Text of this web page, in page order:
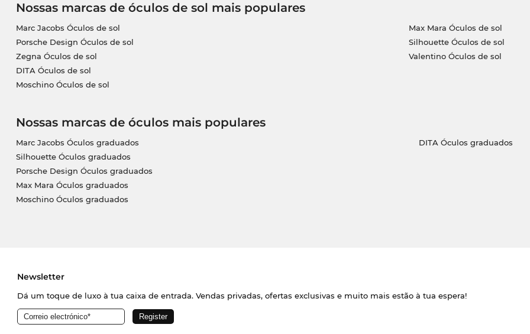
Nossas marcas de óculos de sol mais populares
Marc Jacobs Óculos de sol
Porsche Design Óculos de sol
Zegna Óculos de sol
DITA Óculos de sol
Moschino Óculos de sol
Max Mara Óculos de sol
Silhouette Óculos de sol
Valentino Óculos de sol
Nossas marcas de óculos mais populares
Marc Jacobs Óculos graduados
Silhouette Óculos graduados
Porsche Design Óculos graduados
Max Mara Óculos graduados
Moschino Óculos graduados
DITA Óculos graduados
Newsletter
Dá um toque de luxo à tua caixa de entrada. Vendas privadas, ofertas exclusivas e muito mais estão à tua espera!